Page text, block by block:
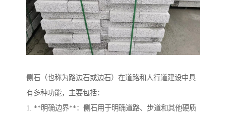
侧石（也称为路边石或边石）在道路和人行道建设中具
有多种功能，主要包括：
1. **明确边界**：侧石用于明确道路、步道和其他硬质